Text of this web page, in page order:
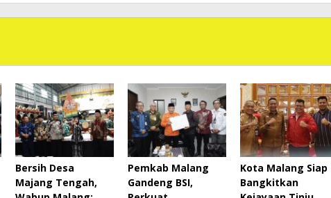
Bersih Desa
Majang Tengah,
Pemkab Malang
Gandeng BSI,
Kota Malang Siap
Bangkitkan